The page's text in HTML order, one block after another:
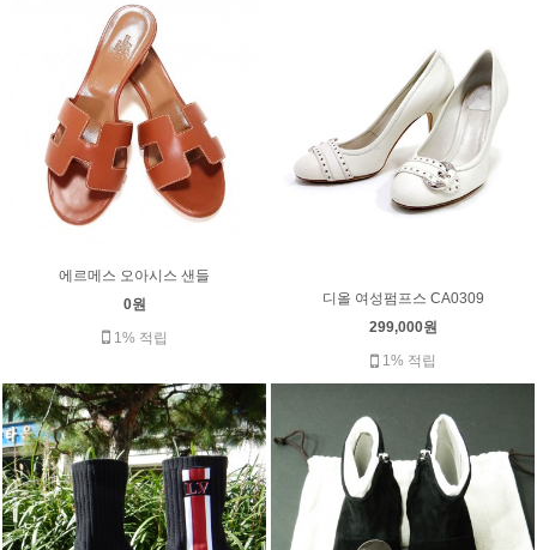
에르메스 오아시스 샌들
0원
1% 적립
디올 여성펌프스 CA0309
299,000원
1% 적립